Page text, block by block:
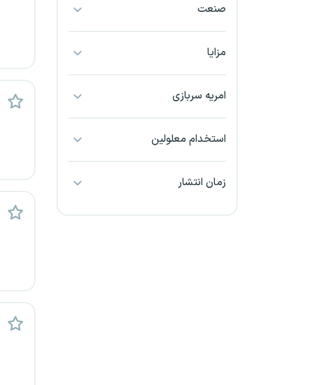
بجنورد
خراسان جنوبی
صنعت
مزایا
امریه سربازی
استخدام معلولین
زمان انتشار